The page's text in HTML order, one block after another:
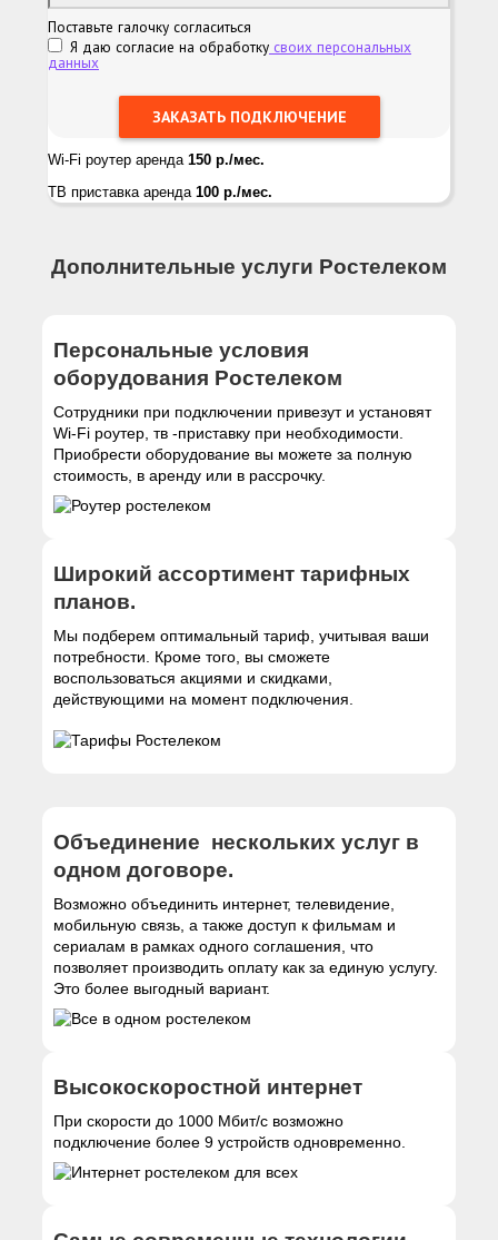
Поставьте галочку согласиться
Я даю согласие на обработку своих персональных
данных
Wi-Fi роутер аренда 150 р./мес.
ТВ приставка аренда 100 р./мес.
Дополнительные услуги Ростелеком
Персональные условия
оборудования Ростелеком
Сотрудники при подключении привезут и установят
Wi-Fi роутер, тв -приставку при необходимости.
Приобрести оборудование вы можете за полную
стоимость, в аренду или в рассрочку.
Широкий ассортимент тарифных
планов.
Мы подберем оптимальный тариф, учитывая ваши
потребности. Кроме того, вы сможете
воспользоваться акциями и скидками,
действующими на момент подключения.
Объединение нескольких услуг в
одном договоре.
Возможно объединить интернет, телевидение,
мобильную связь, а также доступ к фильмам и
сериалам в рамках одного соглашения, что
позволяет производить оплату как за единую услугу.
Это более выгодный вариант.
Высокоскоростной интернет
При скорости до 1000 Мбит/с возможно
подключение более 9 устройств одновременно.